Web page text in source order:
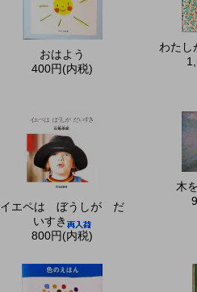
おはよう
400円(内税)
わたし
イエペは ぼうしが だ
いすき
800円(内税)
木